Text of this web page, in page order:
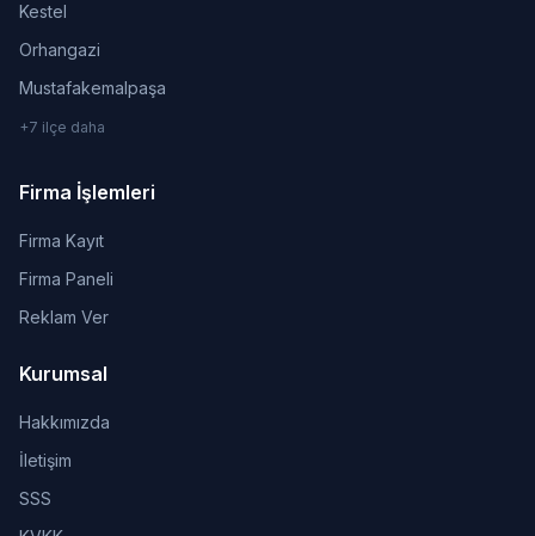
Kestel
Orhangazi
Mustafakemalpaşa
+7 ilçe daha
Firma İşlemleri
Firma Kayıt
Firma Paneli
Reklam Ver
Kurumsal
Hakkımızda
İletişim
SSS